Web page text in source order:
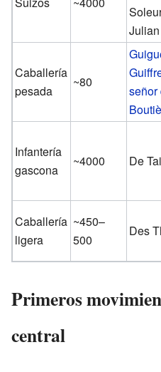
Julian
Caballería
pesada
~80
señor
Infantería
gascona
~4000 De
Caballería
ligera
~450–
500
Des
Primeros
central